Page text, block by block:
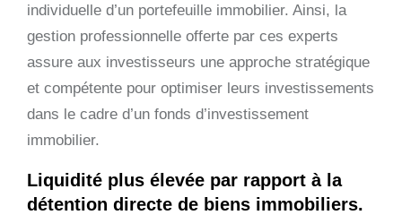
individuelle d’un portefeuille immobilier. Ainsi, la
gestion professionnelle offerte par ces experts
assure aux investisseurs une approche stratégique
et compétente pour optimiser leurs investissements
dans le cadre d’un fonds d’investissement
immobilier.
Liquidité plus élevée par rapport à la
détention directe de biens immobiliers.